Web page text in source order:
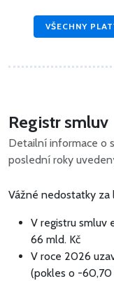
VŠECHNY
Registr smluv
Detailní informace o
poslední roky
Vážné nedostatky za
V registru smluv
66 mld. Kč
V roce 2026
(pokles o -